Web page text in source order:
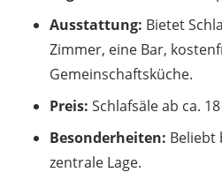
Ausstattung: Bietet
Zimmer, eine Bar,
Gemeinschaftsküche.
Preis: Schlafsäle ab ca.
Besonderheiten: Beliebt
zentrale Lage.